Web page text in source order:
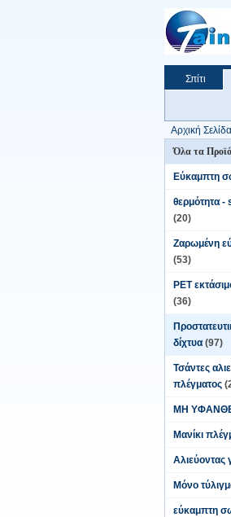
Σπίτι
Αρχική Σελίδα
Όλα τα
Εύκαμπτη
θερμότητα
(20)
Ζαρωμένη
(53)
PET
(36)
δίχτυα (97)
Τσάντες
πλέγματος
ΜΗ
Μανίκι
Αλιεύοντας
Μόνο
εύκαμπτη